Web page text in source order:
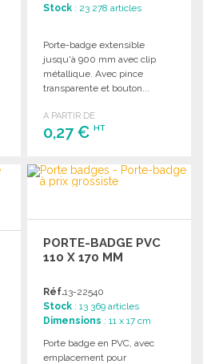
Stock : 23 278 articles
Porte-badge extensible
jusqu'à 900 mm avec clip
métallique. Avec pince
transparente et bouton...
A PARTIR DE
0,27 €HT
COMMANDER
Demander un devis
PORTE-BADGE PVC
110 X 170 MM
Réf.13-22540
Stock : 13 369 articles
Dimensions : 11 x 17 cm
Porte badge en PVC, avec
emplacement pour